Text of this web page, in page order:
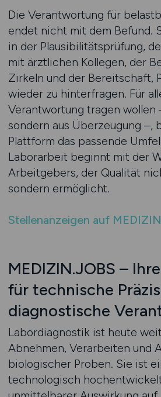
Die Verantwortung für
endet nicht mit dem Befund.
in der Plausibilitätsprüfung,
mit ärztlichen Kollegen, der
Zirkeln und der Bereitschaft,
wieder zu hinterfragen. Für
Verantwortung tragen wollen
sondern aus Überzeugung –,
Plattform das passende
Laborarbeit beginnt mit der
Arbeitgebers, der Qualität
sondern ermöglicht.
Stellenanzeigen auf
MEDIZIN.JOBS –
für technische
diagnostische
Labordiagnostik ist heute
Abnehmen, Verarbeiten und
biologischer Proben. Sie ist
technologisch